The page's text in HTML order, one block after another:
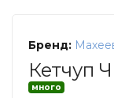
Бренд:
Кетчуп
много